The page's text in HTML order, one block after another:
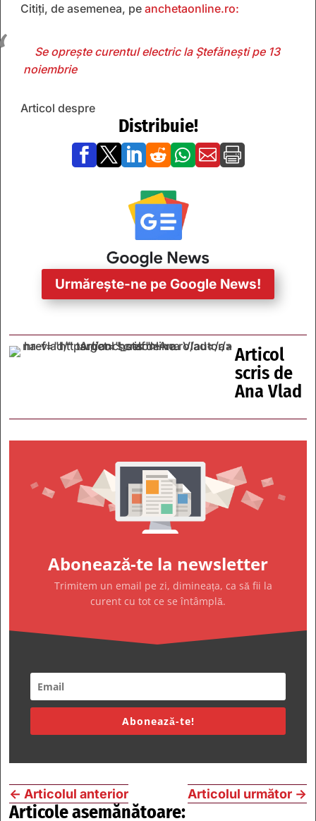
Citiți, de asemenea, pe anchetaonline.ro:
Se oprește curentul electric la Ștefănești pe 13
noiembrie
Articol despre
Distribuie!
      
Urmărește-ne pe Google News!
Articol
scris de
Ana Vlad
Abonează-te la newsletter
Trimitem un email pe zi, dimineața, ca să fii la
curent cu tot ce se întâmplă.
Abonează-te!
← Articolul anterior Articolul următor →
Articole asemănătoare: